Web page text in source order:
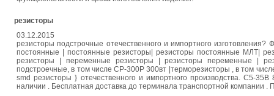
резисторы
03.12.2015
резисторы подстрочные отечественного и импортного
постоянные | постоянные резисторы| резисторы постоянные МЛТ|
резисторы | переменные резисторы | резисторы переменные |
подстроечные, в том числе СР-300Р 300вт |терморезисторы , в том
smd резисторы } отечественного и импортного производства. С5-
наличии . Бесплатная доставка до терминала транспортной компании